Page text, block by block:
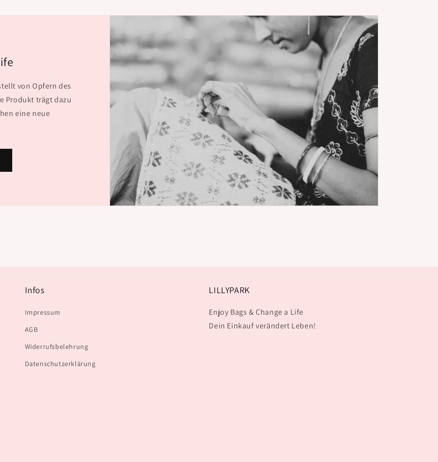
von Opfern des
Produkt trägt dazu
eine neue
Infos
Impressum
AGB
Widerrufsbelehrung
Datenschutzerklärung
LILLYPARK
Enjoy Bags & Change a Life
Dein Einkauf verändert Leben!